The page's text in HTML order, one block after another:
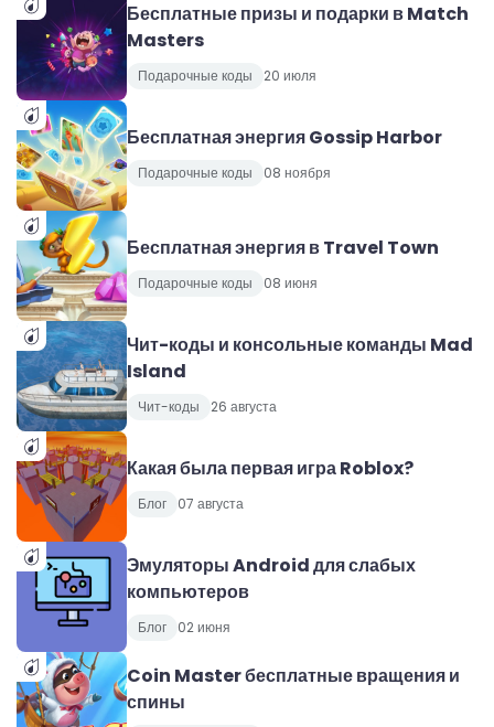
Бесплатные призы и подарки в Match
Masters
Подарочные коды 20 июля
Бесплатная энергия Gossip Harbor
Подарочные коды 08 ноября
Бесплатная энергия в Travel Town
Подарочные коды 08 июня
Чит-коды и консольные команды Mad
Island
Чит-коды 26 августа
Какая была первая игра Roblox?
Блог 07 августа
Эмуляторы Android для слабых
компьютеров
Блог 02 июня
Coin Master бесплатные вращения и
спины